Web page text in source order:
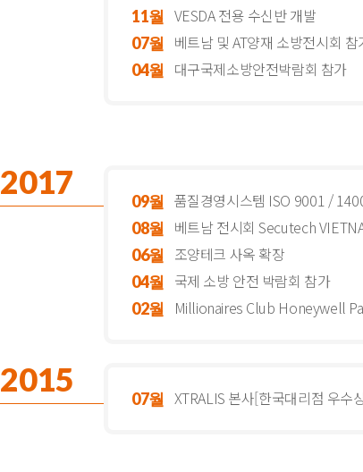
11월 VESDA 전용 수신반 개발
07월 베트남 및 AT양재 소방전시회 참
04월 대구국제소방안전박람회 참가
2017 09월 품질경영시스템 ISO 9001 /
08월 베트남 전시회 Secutech
06월 조양테크 사옥 확장
04월 국제 소방 안전 박람회 참가
02월 Millionaires Club Honeywell
2015 07월 XTRALIS 본사[한국대리점 우수